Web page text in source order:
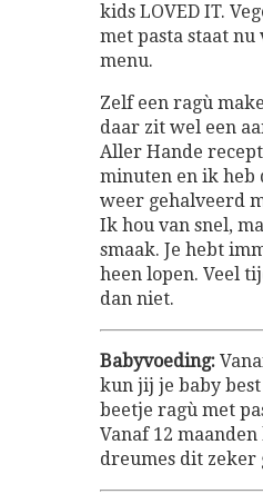
kids LOVED IT.
met pasta staat nu
menu.
Zelf een ragù
daar zit wel een
Aller Hande
minuten en ik heb
weer gehalveerd
Ik hou van snel,
smaak. Je hebt
heen lopen. Veel
dan niet.
Babyvoeding:
kun jij je baby
beetje ragù met
Vanaf 12
dreumes dit zeker